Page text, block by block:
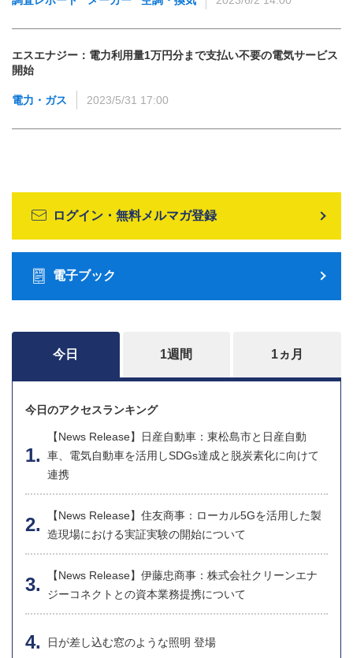
エスエナジー：電力利用量1万円分まで支払い不要の電気サービス
開始
電力・ガス 2023/5/31 17:00
ログイン・無料メルマガ登録
電子ブック
今日 1週間 1ヵ月
今日のアクセスランキング
【News Release】日産自動車：東松島市と日産自動
車、電気自動車を活用しSDGs達成と脱炭素化に向けて
連携
【News Release】住友商事：ローカル5Gを活用した製
造現場における実証実験の開始について
【News Release】伊藤忠商事：株式会社クリーンエナ
ジーコネクトとの資本業務提携について
日が差し込む窓のような照明 登場